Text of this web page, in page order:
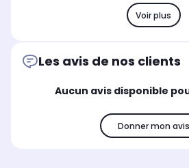
Voir plus
Les avis de nos clients
Aucun avis disponible
Donner mon avis